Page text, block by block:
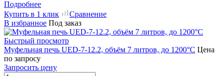
Подробнее
Купить в 1 клик
Сравнение
В избранное Под заказ
Быстрый просмотр
Муфельная печь UED-7-12.2, объём 7 литров, до 1200°C Цена
по запросу
Запросить цену